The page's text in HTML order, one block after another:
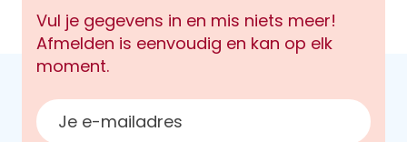
Vul je gegevens in en mis niets meer!
Afmelden is eenvoudig en kan op elk
moment.
E-mailadres